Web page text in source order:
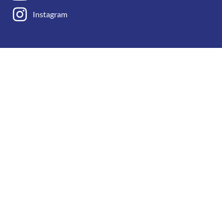
Instagram